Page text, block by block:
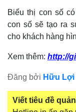
Biểu thị con số
con số sẽ tạo ra
cho khách hàng
Xem thêm: http://
Đăng bởi Hữu Lợi
Viết tiêu đề